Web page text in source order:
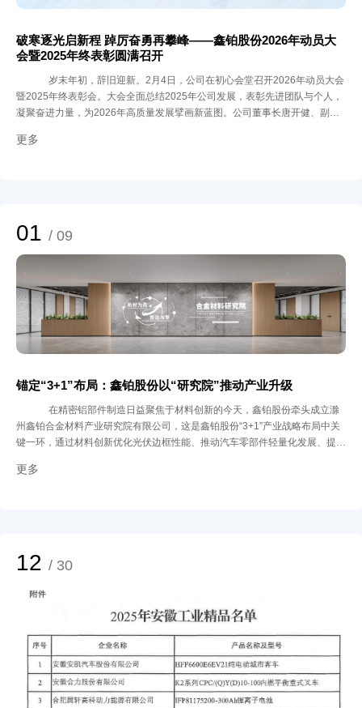
破寒逐光启新程 踔厉奋勇再攀峰——鑫铂股份2026年动员大
会暨2025年终表彰圆满召开
岁末年初，辞旧迎新。2月4日，公司在初心会堂召开2026年动员大会
暨2025年终表彰会。大会全面总结2025年公司发展，表彰先进团队与个人，
凝聚奋进力量，为2026年高质量发展擘画新蓝图。公司董事长唐开健、副董
人员共100余人参会。
更多
01 / 09
锚定“3+1”布局：鑫铂股份以“研究院”推动产业升级
在精密铝部件制造日益聚焦于材料创新的今天，鑫铂股份牵头成立滁
州鑫铂合金材料产业研究院有限公司，这是鑫铂股份“3+1”产业战略布局中关
键一环，通过材料创新优化光伏边框性能、推动汽车零部件轻量化发展、提升
新与业务协同。
更多
12 / 30